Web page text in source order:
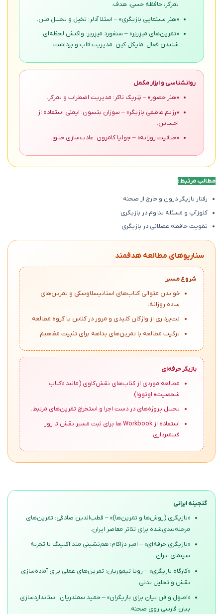
تمرکز، حافظه حسی، هدف.
«هنر سینمایی بازیگری» – استلا آدلر: تخیل و تحلیل متن.
«تمرین‌های میزِرنِر» – سنفورد میزِرنِر: واکنش لحظه‌ای،
شنیدن فعال. مایکل کین: مدیریت قاب و برداشت.
روانشناسی و ابزار مکمل
«هنر حضور» – پَتریک تاکر: مدیریت اضطراب و تمرکز.
«رژیم عاطفی بازیگر» – سوزان بتسون: ایمنی استفاده از
احساس.
«خلاقیت روزانه» – جولیا کامرون: عادت‌سازی خلاق.
مطالب مرتبط :
رفتار بازیگر درون و خارج از صحنه
کلوزآپ و مسئله تداوم در بازیگری
تقویت حافظه عضلانی در بازیگری
سناریوهای مطالعه هدفمند
شروع مسیر
خواندن متوالی کتاب‌های استانیسلاوسکی و تمرین‌های
ساده روزانه.
نت‌برداری از واژگان کلیدی و مرور در کلاس یا گروه مطالعه.
ترکیب مطالعه با تمرین‌های بداهه برای تثبیت مفاهیم.
بازیگر حرفه‌ای
مطالعه موردی از کتاب‌های نقش‌کاوی (مانند «کتاب
شخصیت» اوتووا).
تحلیل پروژه‌های در دست اجرا و استخراج تمرین‌های مرتبط.
استفاده از Workbook ها برای ثبت مسیر نقش تا روز
فیلمبرداری.
گنجینه ایرانی
«بازیگری (روش‌ها و تمرین‌ها)» – قطب‌الدین صادقی: تمرین‌های
مرحله‌بندی‌شده برای تئاتر معاصر ایران.
«بازیگری حرفه‌ای» – امیر دژاکام: هم‌نشینی متد اکتینگ با تجربه
سینمای ایران.
«کارگاه بازیگری» – رویا تیموریان: تمرین‌های عملی برای آماده‌سازی
نقش و تحلیل بدنی.
«اصول و فن بیان برای بازیگران» – حمید سمندریان: استانداردسازی
بیان فارسی روی صحنه.